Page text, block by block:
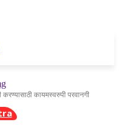
कायमस्वरुपी परवानगी